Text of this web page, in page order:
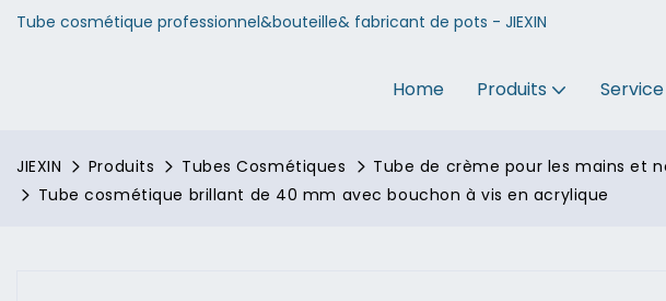
Tube cosmétique professionnel&bouteille& fabricant de pots - JIEXIN
Home Produits Service
JIEXIN Produits Tubes Cosmétiques
Tube de crème pour les mains et
Tube cosmétique brillant de 40 mm avec bouchon à vis en acrylique